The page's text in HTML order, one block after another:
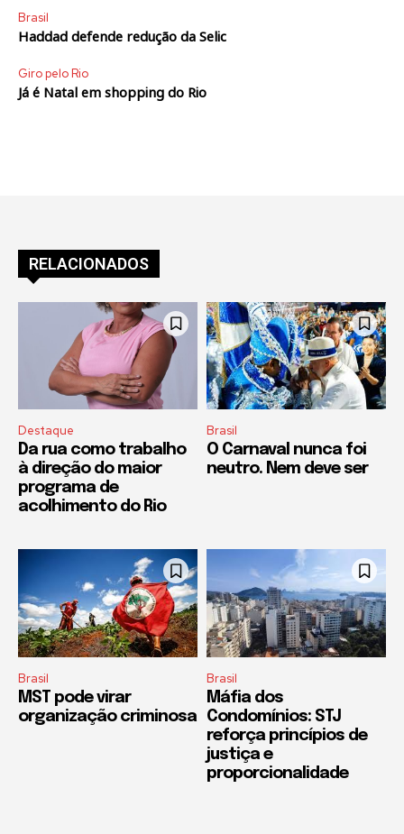
Brasil
Haddad defende redução da Selic
Giro pelo Rio
Já é Natal em shopping do Rio
RELACIONADOS
Destaque
Da rua como trabalho
à direção do maior
programa de
acolhimento do Rio
Brasil
O Carnaval nunca foi
neutro. Nem deve ser
Brasil
MST pode virar
organização criminosa
Brasil
Máfia dos
Condomínios: STJ
reforça princípios de
justiça e
proporcionalidade